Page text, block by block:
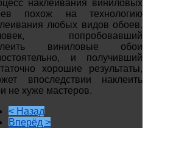
наклеивания виниловых
похож на технологию
любых видов обоев.
попробовавший
виниловые обои
и получивший
хорошие результаты,
впоследствии наклеить
не хуже мастеров.
< Назад
Вперёд >